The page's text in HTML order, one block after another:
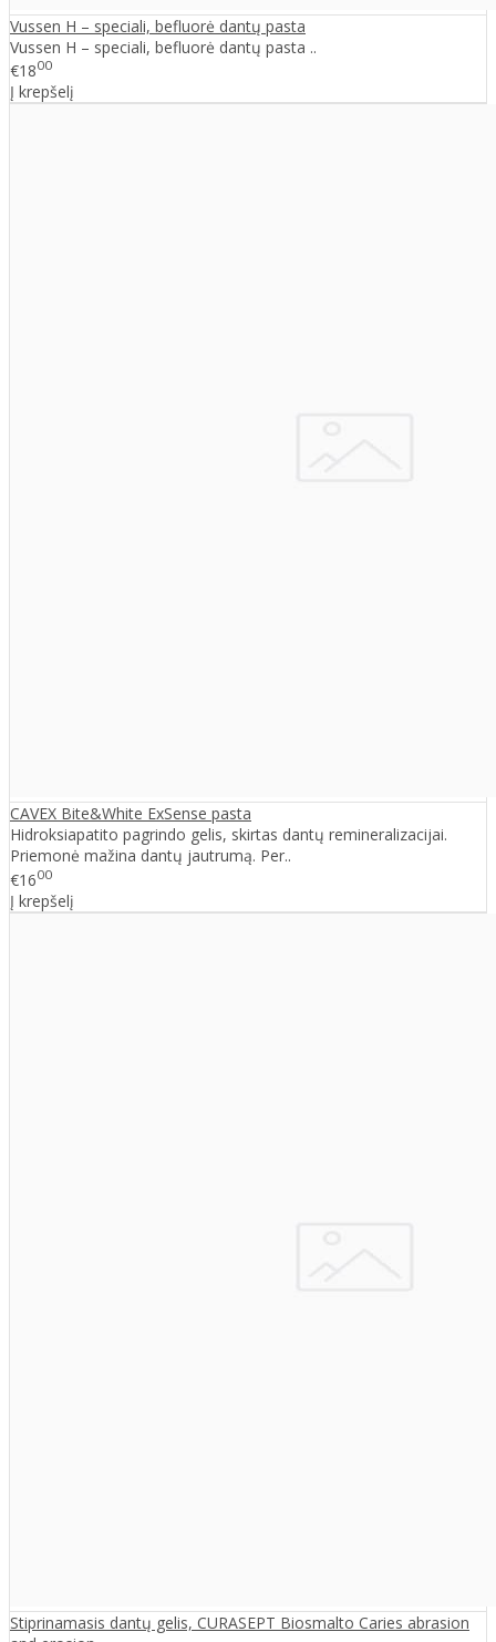
Vussen H – speciali, befluorė dantų pasta
Vussen H – speciali, befluorė dantų pasta ..
€1800
Į krepšelį
CAVEX Bite&White ExSense pasta
Hidroksiapatito pagrindo gelis, skirtas dantų remineralizacijai.
Priemonė mažina dantų jautrumą. Per..
€1600
Į krepšelį
Stiprinamasis dantų gelis, CURASEPT Biosmalto Caries abrasion